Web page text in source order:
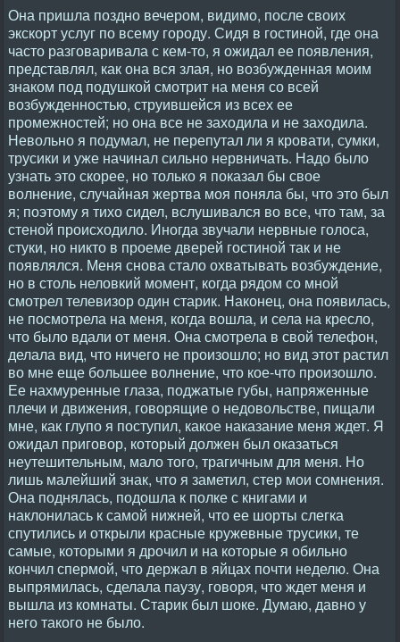
Она пришла поздно вечером, видимо, после своих
экскорт услуг по всему городу. Сидя в гостиной, где она
часто разговаривала с кем-то, я ожидал ее появления,
представлял, как она вся злая, но возбужденная моим
знаком под подушкой смотрит на меня со всей
возбужденностью, струившейся из всех ее
промежностей; но она все не заходила и не заходила.
Невольно я подумал, не перепутал ли я кровати, сумки,
трусики и уже начинал сильно нервничать. Надо было
узнать это скорее, но только я показал бы свое
волнение, случайная жертва моя поняла бы, что это был
я; поэтому я тихо сидел, вслушивался во все, что там, за
стеной происходило. Иногда звучали нервные голоса,
стуки, но никто в проеме дверей гостиной так и не
появлялся. Меня снова стало охватывать возбуждение,
но в столь неловкий момент, когда рядом со мной
смотрел телевизор один старик. Наконец, она появилась,
не посмотрела на меня, когда вошла, и села на кресло,
что было вдали от меня. Она смотрела в свой телефон,
делала вид, что ничего не произошло; но вид этот растил
во мне еще большее волнение, что кое-что произошло.
Ее нахмуренные глаза, поджатые губы, напряженные
плечи и движения, говорящие о недовольстве, пищали
мне, как глупо я поступил, какое наказание меня ждет. Я
ожидал приговор, который должен был оказаться
неутешительным, мало того, трагичным для меня. Но
лишь малейший знак, что я заметил, стер мои сомнения.
Она поднялась, подошла к полке с книгами и
наклонилась к самой нижней, что ее шорты слегка
спутились и открыли красные кружевные трусики, те
самые, которыми я дрочил и на которые я обильно
кончил спермой, что держал в яйцах почти неделю. Она
выпрямилась, сделала паузу, говоря, что ждет меня и
вышла из комнаты. Старик был шоке. Думаю, давно у
него такого не было.